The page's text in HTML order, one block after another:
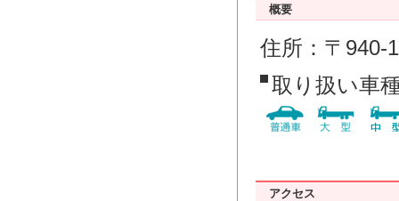
概要
住所：〒940-
取り扱い車
アクセス